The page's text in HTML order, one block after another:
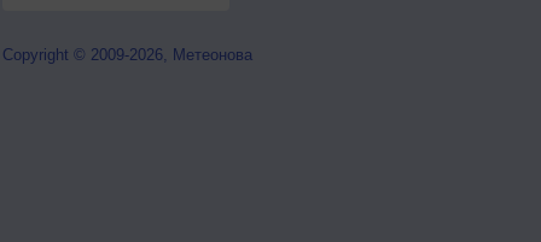
Copyright © 2009-2026, Метеонова